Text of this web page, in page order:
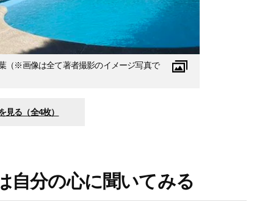
（※画像は全て著者撮影のイメージ写真で
見る（全4枚）
自分の心に聞いてみる